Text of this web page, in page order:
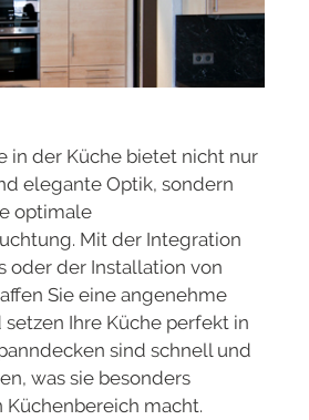
in der Küche bietet nicht nur
elegante Optik, sondern
optimale
Mit der Integration
oder der Installation von
Sie eine angenehme
Ihre Küche perfekt in
sind schnell und
was sie besonders
Küchenbereich macht.